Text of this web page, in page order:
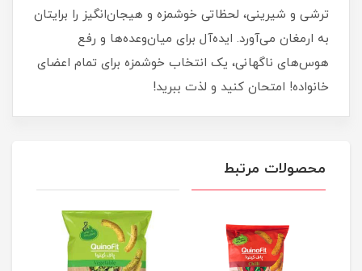
ترشی و شیرینی، لحظاتی خوشمزه و هیجان‌انگیز را برایتان
به ارمغان می‌آورد. ایده‌آل برای میان‌وعده‌ها و رفع
هوس‌های ناگهانی، یک انتخاب خوشمزه برای تمام اعضای
خانواده! امتحان کنید و لذت ببرید!
محصولات مرتبط